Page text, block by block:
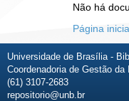
Não há
Página
Universidade de Brasília -
Coordenadoria de Gestão
(61) 3107-2683
repositorio@unb.br